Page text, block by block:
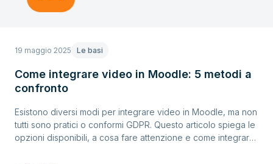
19 maggio 2025 Le basi
Come integrare video in Moodle: 5 metodi a
confronto
Esistono diversi modi per integrare video in Moodle, ma non
tutti sono pratici o conformi GDPR. Questo articolo spiega le
opzioni disponibili, a cosa fare attenzione e come integrare